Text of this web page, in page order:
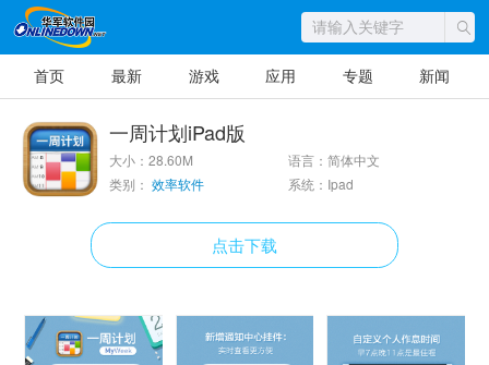
首页 最新 游戏 应用 专题 新闻
一周计划iPad版
大小：28.60M
语言：简体中文
类别： 效率软件 系统：Ipad
点击下载